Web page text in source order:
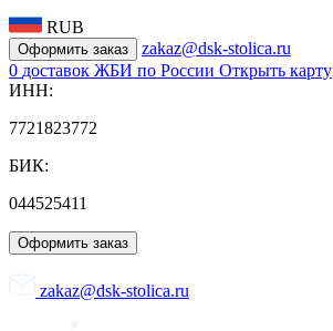
RUB
Оформить заказ
zakaz@dsk-stolica.ru
0 доставок ЖБИ по России Открыть карту
ИНН:
7721823772
БИК:
044525411
Оформить заказ
zakaz@dsk-stolica.ru